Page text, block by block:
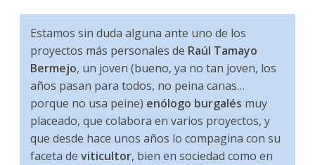
Estamos sin duda alguna ante uno de los
proyectos más personales de Raúl Tamayo
Bermejo, un joven (bueno, ya no tan joven, los
años pasan para todos, no peina canas…
porque no usa peine) enólogo burgalés muy
placeado, que colabora en varios proyectos, y
que desde hace unos años lo compagina con su
faceta deviticultor, bien en sociedad como en